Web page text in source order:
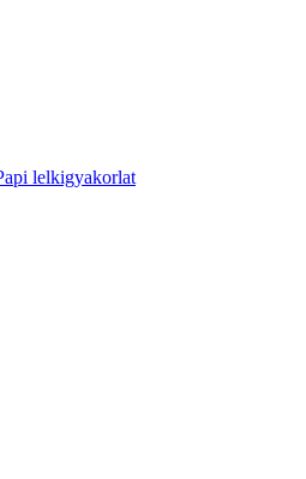
lelkigyakorlat